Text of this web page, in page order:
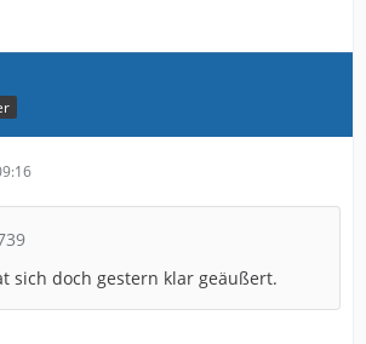
sich doch gestern klar geäußert.